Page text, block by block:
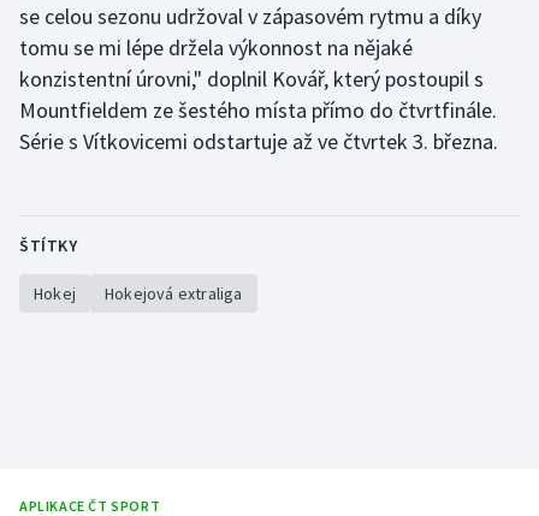
Lyže a snowboard
Moderní pětiboj
Motorsport
Parasport
Plavání
se celou sezonu udržoval v zápasovém rytmu a díky
tomu se mi lépe držela výkonnost na nějaké
konzistentní úrovni," doplnil Kovář, který postoupil s
Mountfieldem ze šestého místa přímo do čtvrtfinále.
Série s Vítkovicemi odstartuje až ve čtvrtek 3. března.
ŠTÍTKY
Hokej Hokejová extraliga
APLIKACE ČT SPORT